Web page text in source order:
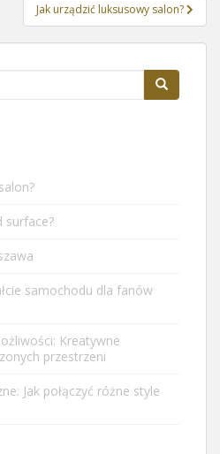
Jak urządzić luksusowy salon?
surface?
samochodu dla fanów
Kreatywne
przestrzeni
Jak połączyć różne style